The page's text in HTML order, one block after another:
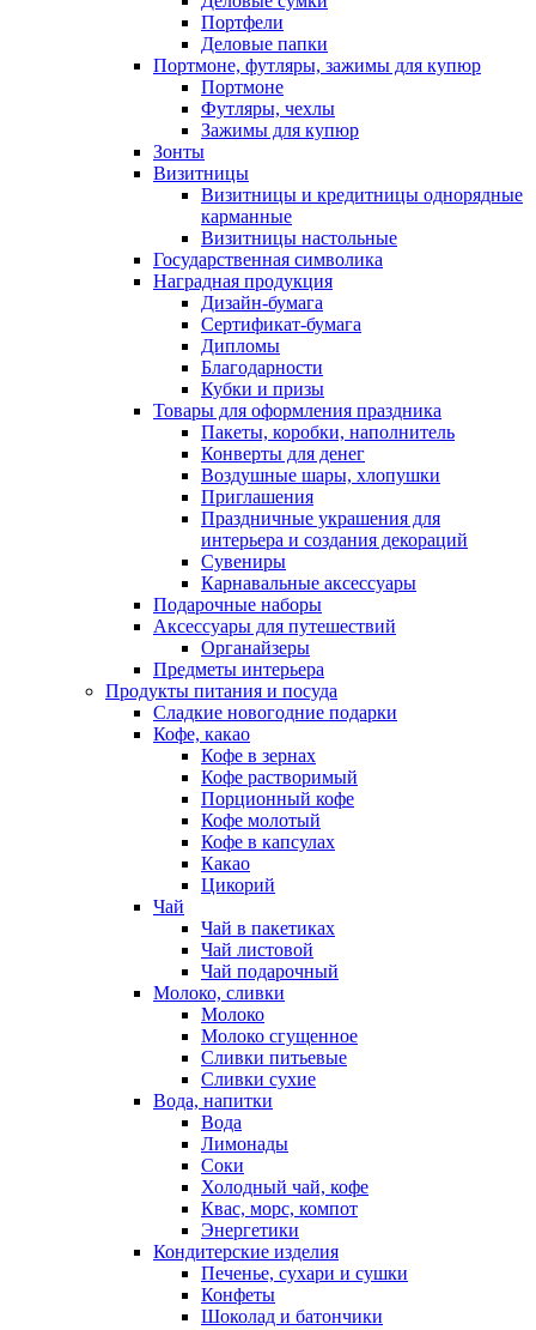
Портфели
Деловые папки
Портмоне, футляры, зажимы для купюр
Портмоне
Футляры, чехлы
Зажимы для купюр
Зонты
Визитницы
Визитницы и кредитницы однорядные
карманные
Визитницы настольные
Государственная символика
Наградная продукция
Дизайн-бумага
Сертификат-бумага
Дипломы
Благодарности
Кубки и призы
Товары для оформления праздника
Пакеты, коробки, наполнитель
Конверты для денег
Воздушные шары, хлопушки
Приглашения
Праздничные украшения для
интерьера и создания декораций
Сувениры
Карнавальные аксессуары
Подарочные наборы
Аксессуары для путешествий
Органайзеры
Предметы интерьера
Продукты питания и посуда
Сладкие новогодние подарки
Кофе, какао
Кофе в зернах
Кофе растворимый
Порционный кофе
Кофе молотый
Кофе в капсулах
Какао
Цикорий
Чай
Чай в пакетиках
Чай листовой
Чай подарочный
Молоко, сливки
Молоко
Молоко сгущенное
Сливки питьевые
Сливки сухие
Вода, напитки
Вода
Лимонады
Соки
Холодный чай, кофе
Квас, морс, компот
Энергетики
Кондитерские изделия
Печенье, сухари и сушки
Конфеты
Шоколад и батончики